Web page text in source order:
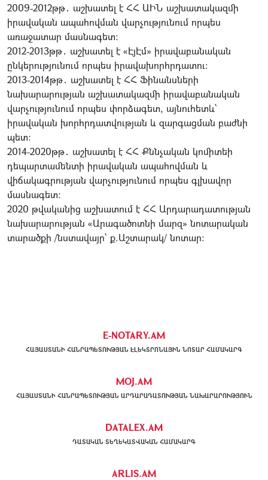
2009-2012թթ․ աշխատել է ՀՀ ԱԻՆ աշխատակազմի
իրավական ապահովման վարչությունում որպես
առաջատար մասնագետ։
2012-2013թթ․ աշխատել է «ԷյԷմ» իրավաբանական
ընկերությունում որպես իրավախորհրդատու։
2013-2014թթ․ աշխատել է ՀՀ Ֆինանսների
նախարարության աշխատակազմի իրավաբանական
վարչությունում որպես փորձագետ, այնուհետև՝
իրավական խորհրդատվության և զարգացման բաժնի
պետ։
2014-2020թթ․ աշխատել է ՀՀ Քննչական կոմիտեի
դեպարտամենտի իրավական ապահովման և
վիճակագրության վարչությունում որպես գլխավոր
մասնագետ։
2020 թվականից աշխատում է ՀՀ Արդարադատության
նախարարության «Արագածոտնի մարզ» նոտարական
տարածքի /նստավայր՝ ք.Աշտարակ/ նոտար:
E-NOTARY.AM
ՀԱՅԱՍՏԱՆԻ ՀԱՆՐԱՊԵՏՈՒԹՅԱՆ ԷԼԵԿՏՐՈՆԱՅԻՆ ՆՈՏԱՐ ՀԱՄԱԿԱՐԳ
MOJ.AM
ՀԱՅԱՍՏԱՆԻ ՀԱՆՐԱՊԵՏՈՒԹՅԱՆ ԱՐԴԱՐԱԴԱՏՈՒԹՅԱՆ ՆԱԽԱՐԱՐՈՒԹՅՈՒՆ
DATALEX.AM
ԴԱՏԱԿԱՆ ՏԵՂԵԿԱՏՎԱԿԱՆ ՀԱՄԱԿԱՐԳ
ARLIS.AM